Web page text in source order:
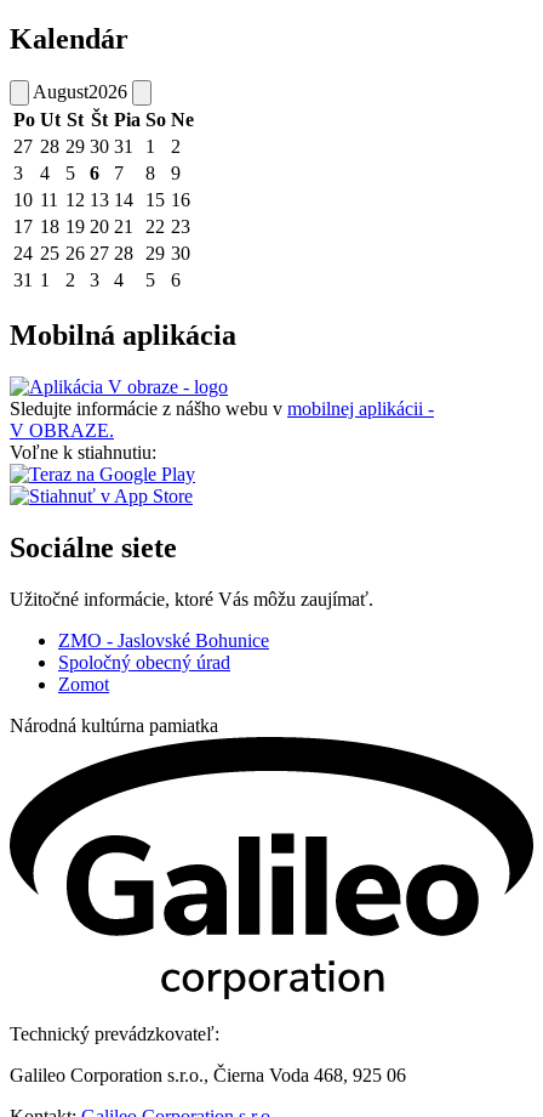
Kalendár
August2026
Po Ut St Št Pia So Ne
27 28 29 30 31 1
2
3
4 5 6 7 8
9
10 11 12 13 14 15 16
17 18 19 20 21 22 23
24 25 26 27 28 29 30
31 1 2 3 4 5 6
Mobilná aplikácia
Sledujte informácie z nášho webu v mobilnej aplikácii -
V OBRAZE.
Voľne k stiahnutiu:
Sociálne siete
Užitočné informácie, ktoré Vás môžu zaujímať.
ZMO - Jaslovské Bohunice
Spoločný obecný úrad
Zomot
Národná kultúrna pamiatka
Technický prevádzkovateľ:
Galileo Corporation s.r.o., Čierna Voda 468, 925 06